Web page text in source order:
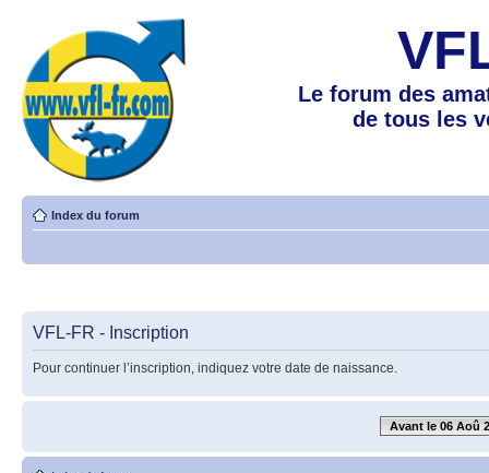
Le forum des
de tous les
Index du forum
VFL-FR - Inscription
Pour continuer l’inscription, indiquez votre date de naissance.
Avant le 06 Aoû